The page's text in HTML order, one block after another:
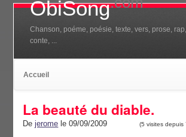
ObiSong
Chanson, poéme, poésie, texte, vers, prose,
conte, ...
Accueil
La beauté du diable.
Dejerome le 09/09/2009 (5 visites depuis